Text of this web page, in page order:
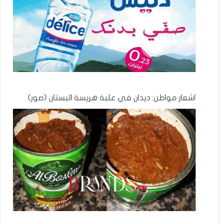
اشعار مواطن: ديدان في علبة هريسة البستان (صور)